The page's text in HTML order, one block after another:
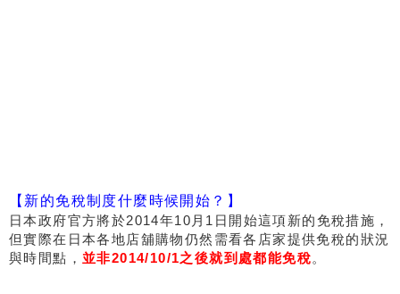
【新的免稅制度什麼時候開始？】
日本政府官方將於2014年10月1日開始這項新的免稅措施，
但實際在日本各地店舖購物仍然需看各店家提供免稅的狀況
與時間點， 並非2014/10/1之後就到處都能免稅。